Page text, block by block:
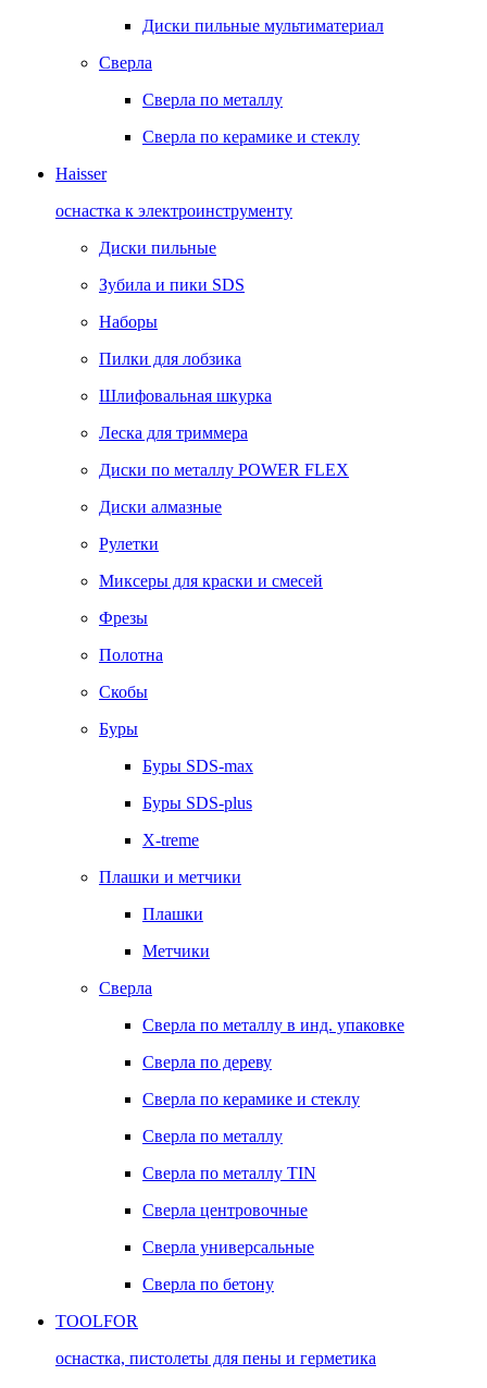
Диски пильные мультиматериал
Сверла
Сверла по металлу
Сверла по керамике и стеклу
Haisser
оснастка к электроинструменту
Диски пильные
Зубила и пики SDS
Наборы
Пилки для лобзика
Шлифовальная шкурка
Леска для триммера
Диски по металлу POWER FLEX
Диски алмазные
Рулетки
Миксеры для краски и смесей
Фрезы
Полотна
Скобы
Буры
Буры SDS-max
Буры SDS-plus
X-treme
Плашки и метчики
Плашки
Метчики
Сверла
Сверла по металлу в инд. упаковке
Сверла по дереву
Сверла по керамике и стеклу
Сверла по металлу
Сверла по металлу TIN
Сверла центровочные
Сверла универсальные
Сверла по бетону
TOOLFOR
оснастка, пистолеты для пены и герметика